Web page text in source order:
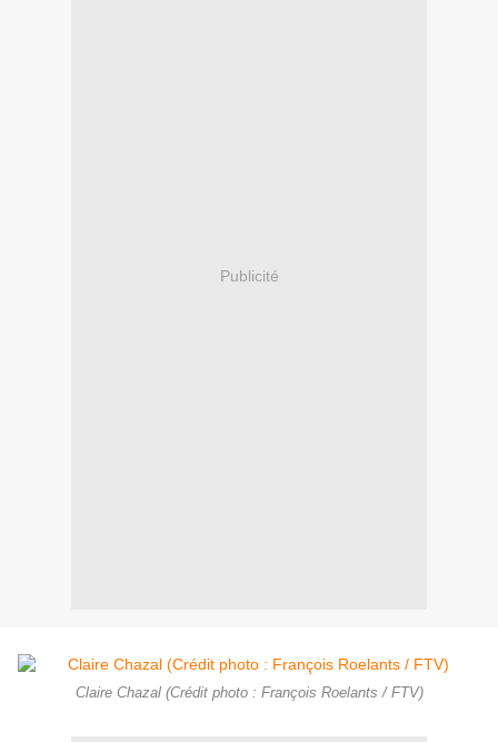
Publicité
Claire Chazal (Crédit photo : François Roelants / FTV)